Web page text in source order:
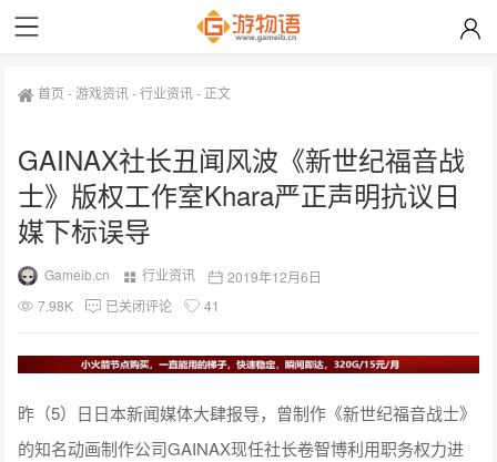
首页 -游戏资讯-行业资讯- 正文
GAINAX社长丑闻风波《新世纪福音战
士》版权工作室Khara严正声明抗议日
媒下标误导
Gameib.cn 行业资讯
2019年12月6日
7.98K
已关闭评论 41
昨（5）日日本新闻媒体大肆报导，曾制作《新世纪福音战士》
的知名动画制作公司GAINAX现任社长卷智博利用职务权力进